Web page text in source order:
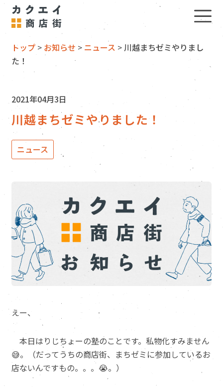
トップ > お知らせ > ニュース >川越まちゼミやりまし
た！
2021年04月3日
川越まちゼミやりました！
ニュース
えー、
本日はりじちょーの塾のことです。私物化すみません
😅。（だってうちの商店街、まちゼミに参加しているお
店ないんですもの。。。😭。）